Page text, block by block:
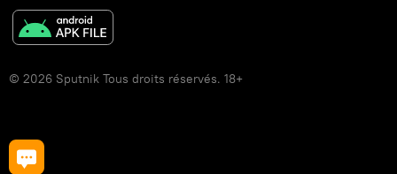
© 2026 Sputnik Tous droits réservés. 18+